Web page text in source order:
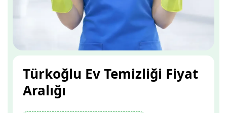
Türkoğlu Ev Temizliği Fiyat
Aralığı